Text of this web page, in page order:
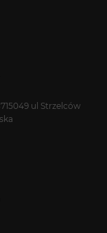
ul Strzelców